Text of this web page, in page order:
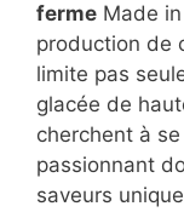
ferme Made
production de
limite pas
glacée de
cherchent à
passionnant
saveurs